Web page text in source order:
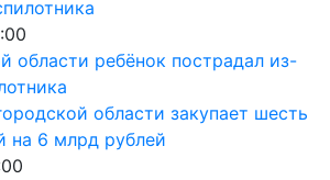
области ребёнок пострадал из-